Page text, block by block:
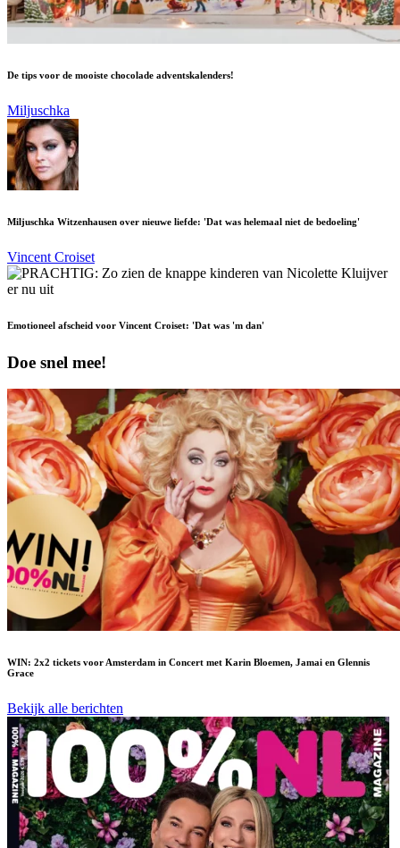
De tips voor de mooiste chocolade adventskalenders!
Miljuschka
Miljuschka Witzenhausen over nieuwe liefde: 'Dat was helemaal niet de bedoeling'
Vincent Croiset
Emotioneel afscheid voor Vincent Croiset: 'Dat was 'm dan'
Doe snel mee!
WIN: 2x2 tickets voor Amsterdam in Concert met Karin Bloemen, Jamai en Glennis
Grace
Bekijk alle berichten